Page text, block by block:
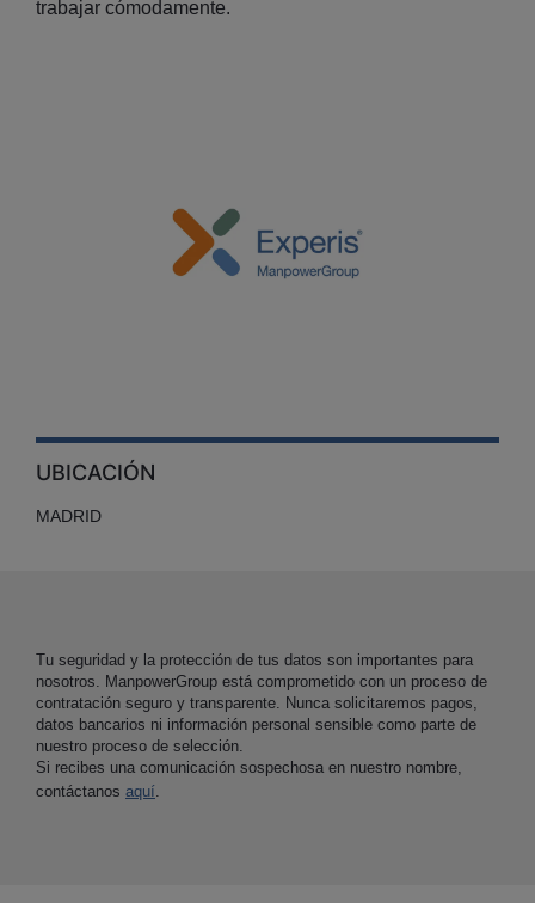
trabajar cómodamente.
UBICACIÓN
MADRID
Tu seguridad y la protección de tus datos son importantes para
nosotros. ManpowerGroup está comprometido con un proceso de
contratación seguro y transparente. Nunca solicitaremos pagos,
datos bancarios ni información personal sensible como parte de
nuestro proceso de selección.
Si recibes una comunicación sospechosa en nuestro nombre,
contáctanos aquí.